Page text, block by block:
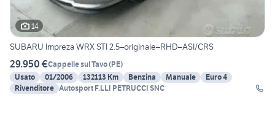
14
SUBARU Impreza WRX STI 2.5–originale–RHD–ASI/CRS
29.950 €Cappelle sul Tavo(PE)
Usato
01/2006 132113 Km Benzina Manuale
Euro 4
Rivenditore
Autosport F.LLI PETRUCCI SNC